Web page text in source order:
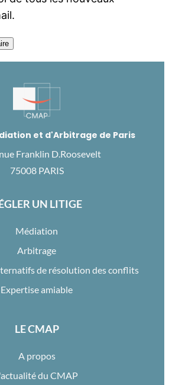
et d'Arbitrage de Paris
Franklin D.Roosevelt
75008 PARIS
UN LITIGE
Médiation
Arbitrage
de résolution des conflits
Expertise amiable
LE CMAP
A propos
du CMAP